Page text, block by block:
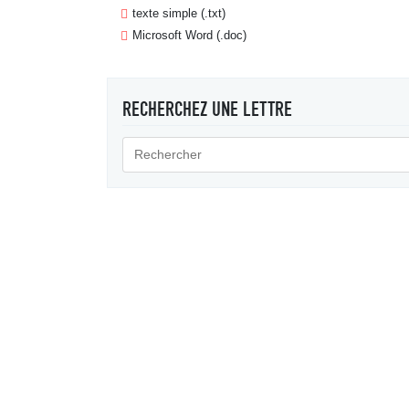
texte simple (.txt)
Microsoft Word (.doc)
RECHERCHEZ UNE LETTRE